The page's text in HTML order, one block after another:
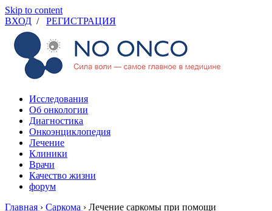
Skip to content
ВХОД / РЕГИСТРАЦИЯ
Исследования
Об онкологии
Диагностика
Онкоэнциклопедия
Лечение
Клиники
Врачи
Качество жизни
форум
Главная › Саркома › Лечение саркомы при помощи